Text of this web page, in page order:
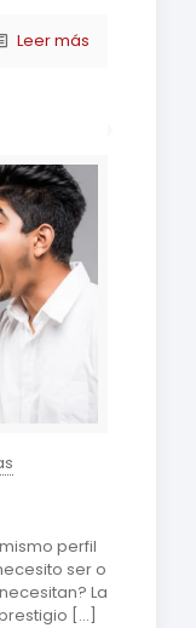
Leer más
perfil
ser o
La
[…]